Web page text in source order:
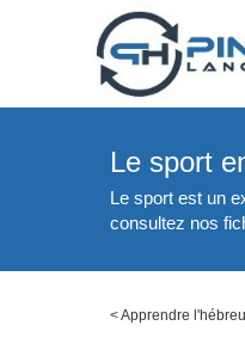
Le sport
Le sport est un
consultez nos
<Apprendre l'hébreu